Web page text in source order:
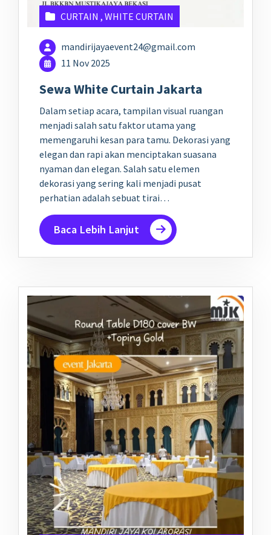
CURTAIN , WHITE CURTAIN
mandirijayaevent24@gmail.com
11 Nov 2025
Sewa White Curtain Jakarta
Dalam setiap acara, tampilan visual ruangan
menjadi salah satu faktor utama yang
memengaruhi kesan para tamu. Dekorasi yang
elegan dan rapi akan menciptakan suasana
nyaman dan elegan. Salah satu elemen
dekorasi yang sering kali menjadi pusat
perhatian adalah sebuat tirai…
Baca Lebih Lanjut